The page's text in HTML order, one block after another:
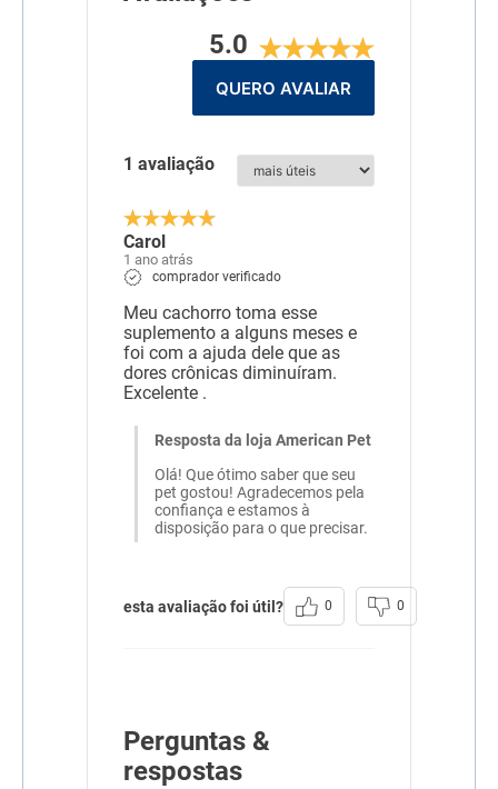
5.0
QUERO AVALIAR
1 avaliação
Carol
1 ano atrás
comprador verificado
Meu cachorro toma esse
suplemento a alguns meses e
foi com a ajuda dele que as
dores crônicas diminuíram.
Excelente .
Resposta da loja American Pet
Olá! Que ótimo saber que seu
pet gostou! Agradecemos pela
confiança e estamos à
disposição para o que precisar.
esta avaliação foi útil? 0 0
Perguntas &
respostas